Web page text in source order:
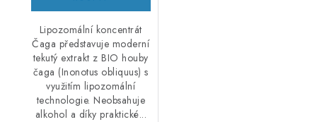
Lipozomální koncentrát
Čaga představuje moderní
tekutý extrakt z BIO houby
čaga (Inonotus obliquus) s
využitím lipozomální
technologie. Neobsahuje
alkohol a díky praktické...